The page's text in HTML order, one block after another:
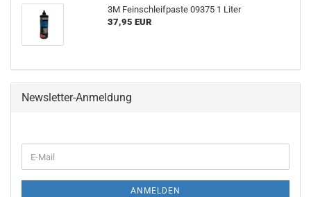
3M Feinschleifpaste 09375 1 Liter
37,95 EUR
Newsletter-Anmeldung
ZUR
E-
Mail
ANMELDEN